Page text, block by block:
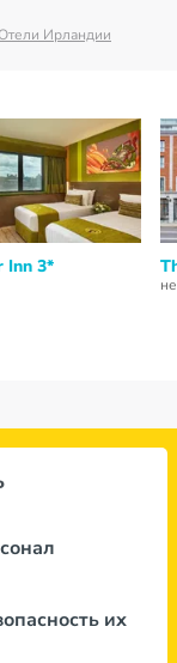
Ирландии
Inn 3*
их